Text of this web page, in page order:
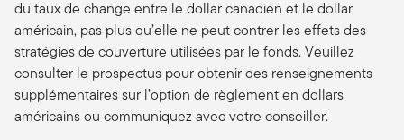
du taux de change entre le dollar canadien et le dollar
américain, pas plus qu’elle ne peut contrer les effets des
stratégies de couverture utilisées par le fonds. Veuillez
consulter le prospectus pour obtenir des renseignements
supplémentaires sur l’option de règlement en dollars
américains ou communiquez avec votre conseiller.